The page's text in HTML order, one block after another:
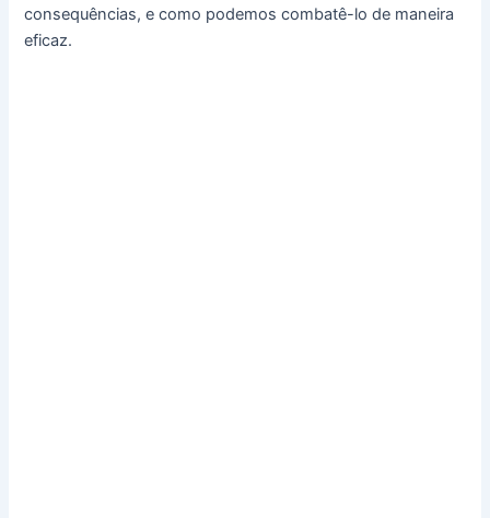
consequências, e como podemos combatê-lo de maneira
eficaz.